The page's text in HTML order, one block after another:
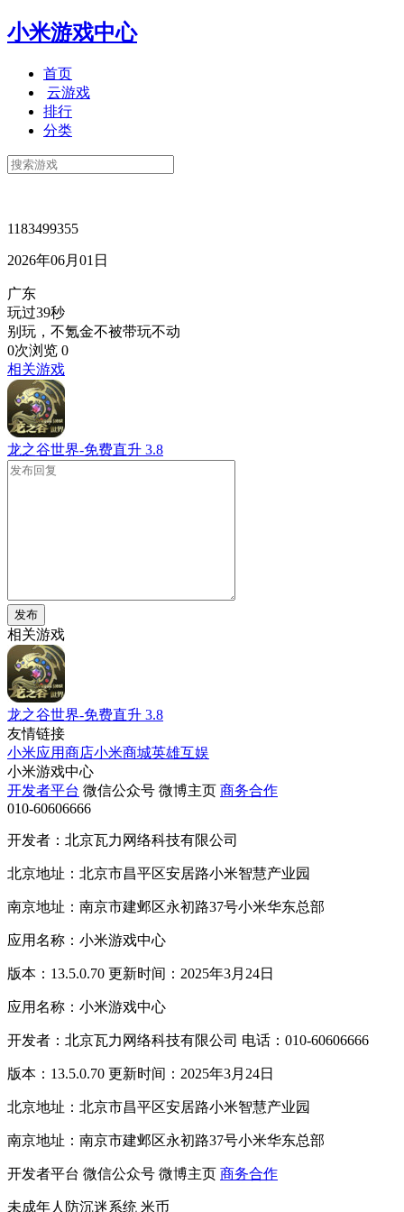
小米游戏中心
首页
云游戏
排行
分类
1183499355
2026年06月01日
广东
玩过39秒
别玩，不氪金不被带玩不动
0次浏览 0
相关游戏
龙之谷世界-免费直升 3.8
发布
相关游戏
龙之谷世界-免费直升 3.8
友情链接
小米应用商店小米商城英雄互娱
小米游戏中心
开发者平台 微信公众号 微博主页 商务合作
010-60606666
开发者：北京瓦力网络科技有限公司
北京地址：北京市昌平区安居路小米智慧产业园
南京地址：南京市建邺区永初路37号小米华东总部
应用名称：小米游戏中心
版本：13.5.0.70 更新时间：2025年3月24日
应用名称：小米游戏中心
开发者：北京瓦力网络科技有限公司 电话：010-60606666
版本：13.5.0.70 更新时间：2025年3月24日
北京地址：北京市昌平区安居路小米智慧产业园
南京地址：南京市建邺区永初路37号小米华东总部
开发者平台 微信公众号 微博主页 商务合作
未成年人防沉迷系统 米币